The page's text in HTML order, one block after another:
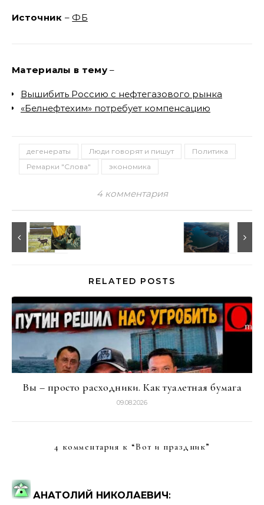
Источник – ФБ
Материалы в тему–
Вышибить Россию с нефтегазового рынка
«Белнефтехим» потребует компенсацию
дегенераты Люди говорят и пишут
Политика
Ремарки "Слова"
экономика
4 комментария
RELATED POSTS
Вы – просто расходники. Как туалетная бумага
09.08.2026
4 комментария к “Вот и праздник”
АНАТОЛИЙ НИКОЛАЕВИЧ: